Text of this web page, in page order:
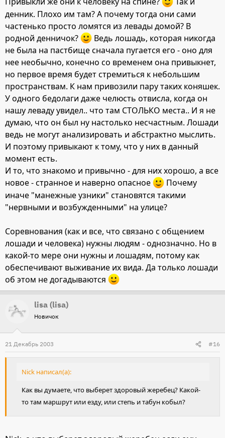
денник. Плохо им там? А почему тогда они сами
частенько просто ломятся из левады домой? В
родной денничок?
Ведь лошадь, которая никогда
не была на пастбище сначала пугается его - оно для
нее необычно, конечно со временем она привыкнет,
но первое время будет стремиться к небольшим
пространствам. К нам привозили пару таких коняшек.
У одного бедолаги даже челюсть отвисла, когда он
нашу леваду увидел.. что там СТОЛЬКО места.. И я не
думаю, что он был ну настолько несчастным. Лошади
ведь не могут анализировать и абстрактно мыслить.
И поэтому привыкают к тому, что у них в данный
момент есть.
И то, что знакомо и привычно - для них хорошо, а все
новое - странное и наверно опасное
Почему
иначе "манежные узники" становятся такими
"нервными и возбужденными" на улице?
Соревнования (как и все, что связано с общением
лошади и человека) нужны людям - однозначно. Но в
какой-то мере они нужны и лошадям, потому как
обеспечивают выживание их вида. Да только лошади
об этом не догадываются
lisa (lisa)
Новичок
21 Декабрь 2003 #16
Nick написал(а):
Как вы думаете, что выберет здоровый жеребец? Какой-
то там маршрут или езду, или степь и табун кобыл?